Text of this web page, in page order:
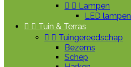
  Lampen
LED lampen
  Tuin & Terras
  Tuingereedschap
Bezems
Schep